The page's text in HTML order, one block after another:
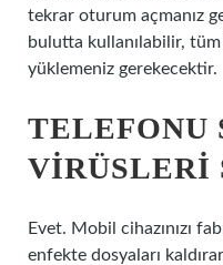
tekrar oturum açmanız
bulutta kullanılabilir,
yüklemeniz gerekecektir.
TELEFONU
VIRÜSLERI
Evet. Mobil cihazınızı
enfekte dosyaları